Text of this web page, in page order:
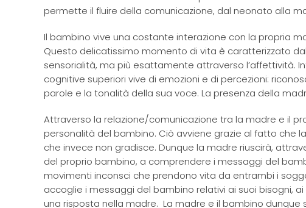
permette il fluire della comunicazione, dal neonato alla
Il bambino vive una costante interazione con la propria
Questo delicatissimo momento di vita è caratterizzato
sensorialità, ma più esattamente attraverso l’affettività.
cognitive superiori vive di emozioni e di percezioni:
parole e la tonalità della sua voce. La presenza della
Attraverso la relazione/comunicazione tra la madre e il
personalità del bambino. Ciò avviene grazie al fatto che
che invece non gradisce. Dunque la madre riuscirà,
del proprio bambino, a comprendere i messaggi del
movimenti inconsci che prendono vita da entrambi i
accoglie i messaggi del bambino relativi ai suoi bisogni,
una risposta nella madre. La madre e il bambino